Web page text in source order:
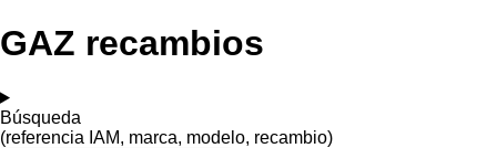
GAZ recambios
Búsqueda
(referencia IAM, marca, modelo, recambio)